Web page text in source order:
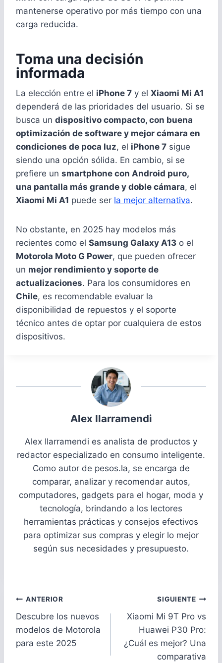
mantenerse operativo por más tiempo con una
carga reducida.
Toma una decisión
informada
La elección entre el iPhone 7 y el Xiaomi Mi A1
dependerá de las prioridades del usuario. Si se
busca un dispositivo compacto, con buena
optimización de software y mejor cámara en
condiciones de poca luz, el iPhone 7 sigue
siendo una opción sólida. En cambio, si se
prefiere un smartphone con Android puro,
una pantalla más grande y doble cámara, el
Xiaomi Mi A1 puede ser la mejor alternativa.
No obstante, en 2025 hay modelos más
recientes como el Samsung Galaxy A13 o el
Motorola Moto G Power, que pueden ofrecer
un mejor rendimiento y soporte de
actualizaciones. Para los consumidores en
Chile, es recomendable evaluar la
disponibilidad de repuestos y el soporte
técnico antes de optar por cualquiera de estos
dispositivos.
Alex Ilarramendi
Alex Ilarramendi es analista de productos y
redactor especializado en consumo inteligente.
Como autor de pesos.la, se encarga de
comparar, analizar y recomendar autos,
computadores, gadgets para el hogar, moda y
tecnología, brindando a los lectores
herramientas prácticas y consejos efectivos
para optimizar sus compras y elegir lo mejor
según sus necesidades y presupuesto.
Navegación
de
entradas
ANTERIOR
Descubre los nuevos
modelos de Motorola
para este 2025
SIGUIENTE
Xiaomi Mi 9T Pro vs
Huawei P30 Pro:
¿Cuál es mejor? Una
comparativa